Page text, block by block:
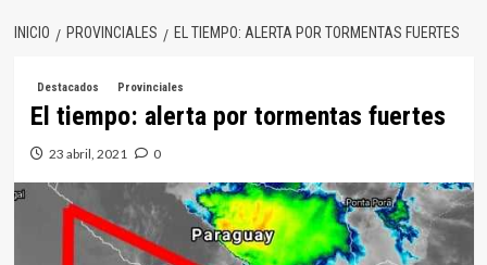
INICIO PROVINCIALES EL TIEMPO: ALERTA POR TORMENTAS FUERTES
Destacados Provinciales
El tiempo: alerta por tormentas fuertes
23 abril, 2021 0